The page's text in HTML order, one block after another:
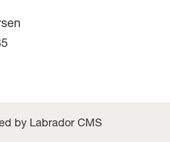
by Labrador CMS